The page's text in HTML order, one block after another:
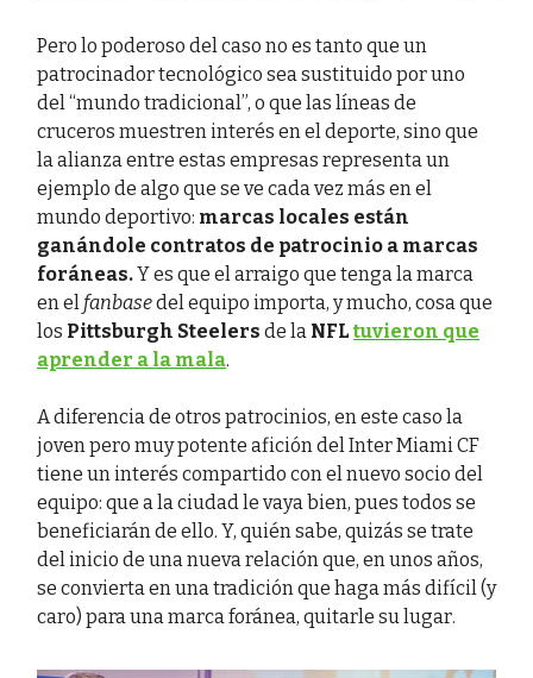
Pero lo poderoso del caso no es tanto que un
patrocinador tecnológico sea sustituido por uno
del “mundo tradicional”, o que las líneas de
cruceros muestren interés en el deporte, sino que
la alianza entre estas empresas representa un
ejemplo de algo que se ve cada vez más en el
mundo deportivo: marcas locales están
ganándole contratos de patrocinio a marcas
foráneas.Y es que el arraigo que tenga la marca
en el fanbasedel equipo importa, y mucho, cosa que
los Pittsburgh Steelers de la NFL tuvieron que
aprender a la mala.
A diferencia de otros patrocinios, en este caso la
joven pero muy potente afición del Inter Miami CF
tiene un interés compartido con el nuevo socio del
equipo: que a la ciudad le vaya bien, pues todos se
beneficiarán de ello. Y, quién sabe, quizás se trate
del inicio de una nueva relación que, en unos años,
se convierta en una tradición que haga más difícil (y
caro) para una marca foránea, quitarle su lugar.